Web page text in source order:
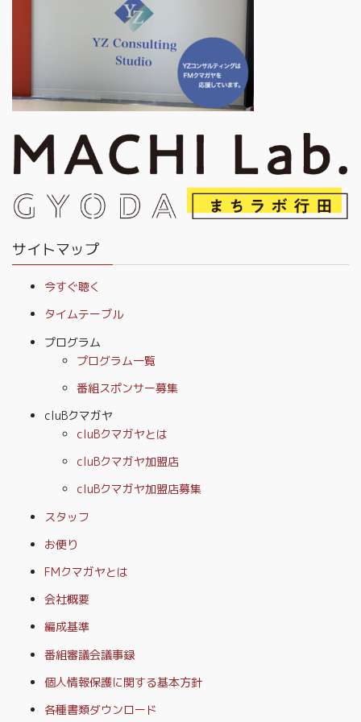
サイトマップ
今すぐ聴く
タイムテーブル
プログラム
プログラム一覧
番組スポンサー募集
cluBクマガヤ
cluBクマガヤとは
cluBクマガヤ加盟店
cluBクマガヤ加盟店募集
スタッフ
お便り
FMクマガヤとは
会社概要
編成基準
番組審議会議事録
個人情報保護に関する基本方針
各種書類ダウンロード